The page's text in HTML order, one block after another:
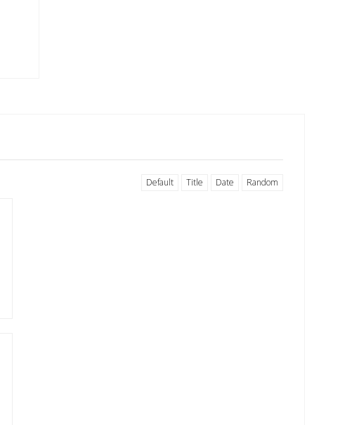
Default Title Date Random